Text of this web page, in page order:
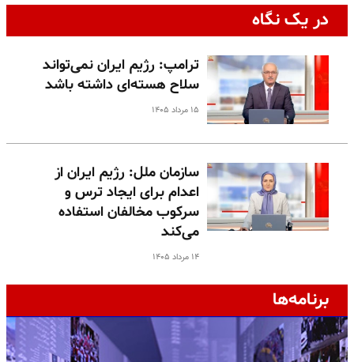
در یک نگاه
ترامپ: رژیم ایران نمی‌تواند
سلاح هسته‌ای داشته باشد
۱۵ مرداد ۱۴۰۵
سازمان ملل: رژیم ایران از
اعدام برای ایجاد ترس و
سرکوب مخالفان استفاده
می‌کند
۱۴ مرداد ۱۴۰۵
برنامه‌ها